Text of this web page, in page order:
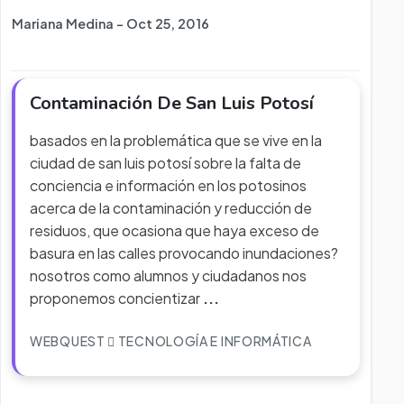
Mariana Medina - Oct 25, 2016
Contaminación De San Luis Potosí­
basados en la problemática que se vive en la
ciudad de san luis potosí sobre la falta de
conciencia e información en los potosinos
acerca de la contaminación y reducción de
residuos, que ocasiona que haya exceso de
basura en las calles provocando inundaciones?
nosotros como alumnos y ciudadanos nos
proponemos concientizar ...
WEBQUEST TECNOLOGÍA E INFORMÁTICA